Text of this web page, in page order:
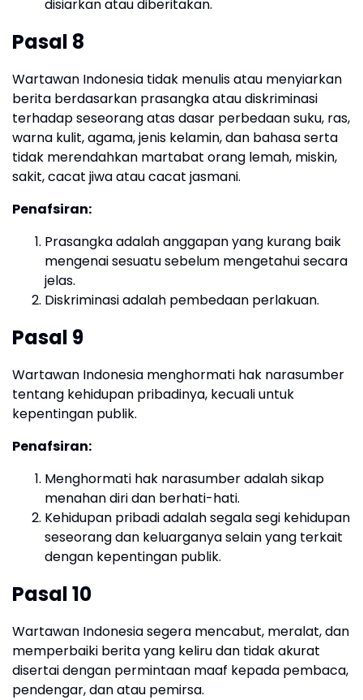
disiarkan atau diberitakan.
Pasal 8
Wartawan Indonesia tidak menulis atau menyiarkan
berita berdasarkan prasangka atau diskriminasi
terhadap seseorang atas dasar perbedaan suku, ras,
warna kulit, agama, jenis kelamin, dan bahasa serta
tidak merendahkan martabat orang lemah, miskin,
sakit, cacat jiwa atau cacat jasmani.
Penafsiran:
Prasangka adalah anggapan yang kurang baik
mengenai sesuatu sebelum mengetahui secara
jelas.
Diskriminasi adalah pembedaan perlakuan.
Pasal 9
Wartawan Indonesia menghormati hak narasumber
tentang kehidupan pribadinya, kecuali untuk
kepentingan publik.
Penafsiran:
Menghormati hak narasumber adalah sikap
menahan diri dan berhati-hati.
Kehidupan pribadi adalah segala segi kehidupan
seseorang dan keluarganya selain yang terkait
dengan kepentingan publik.
Pasal 10
Wartawan Indonesia segera mencabut, meralat, dan
memperbaiki berita yang keliru dan tidak akurat
disertai dengan permintaan maaf kepada pembaca,
pendengar, dan atau pemirsa.